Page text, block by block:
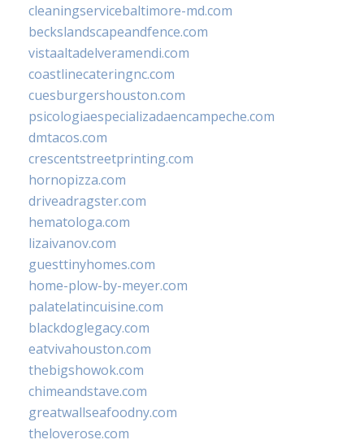
cleaningservicebaltimore-md.com
beckslandscapeandfence.com
vistaaltadelveramendi.com
coastlinecateringnc.com
cuesburgershouston.com
psicologiaespecializadaencampeche.com
dmtacos.com
crescentstreetprinting.com
hornopizza.com
driveadragster.com
hematologa.com
lizaivanov.com
guesttinyhomes.com
home-plow-by-meyer.com
palatelatincuisine.com
blackdoglegacy.com
eatvivahouston.com
thebigshowok.com
chimeandstave.com
greatwallseafoodny.com
theloverose.com